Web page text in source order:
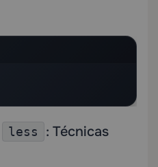
less
: Técnicas